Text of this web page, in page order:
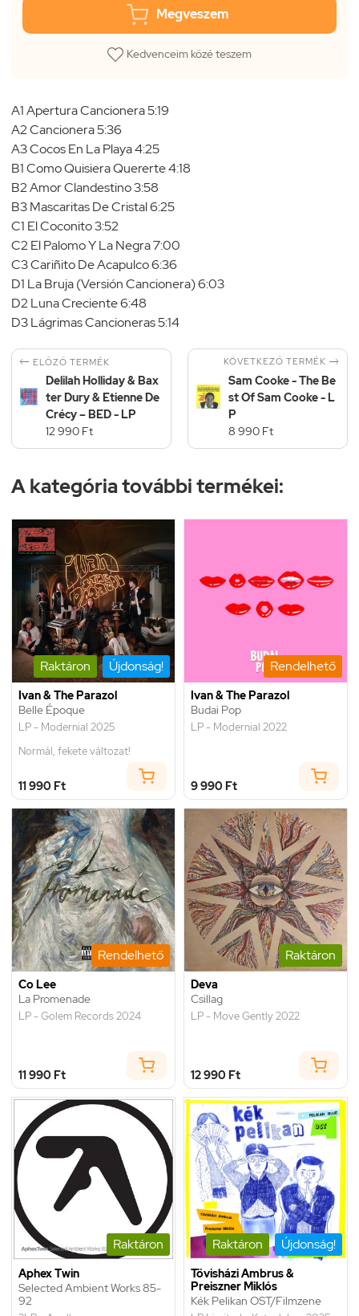
Megveszem
Kedvenceim közé teszem
A1 Apertura Cancionera 5:19
A2 Cancionera 5:36
A3 Cocos En La Playa 4:25
B1 Como Quisiera Quererte 4:18
B2 Amor Clandestino 3:58
B3 Mascaritas De Cristal 6:25
C1 El Coconito 3:52
C2 El Palomo Y La Negra 7:00
C3 Cariñito De Acapulco 6:36
D1 La Bruja (Versión Cancionera) 6:03
D2 Luna Creciente 6:48
D3 Lágrimas Cancioneras 5:14
 ELŐZŐ TERMÉK
Delilah Holliday & Bax
ter Dury & Etienne De
Crécy – BED - LP
12 990 Ft
KÖVETKEZŐ TERMÉK 
Sam Cooke - The Be
st Of Sam Cooke - L
P
8 990 Ft
A kategória további termékei:
Raktáron Újdonság!
Ivan & The Parazol
Belle Époque
LP - Modernial 2025
Normál, fekete változat!
11 990 Ft
Rendelhető
Ivan & The Parazol
Budai Pop
LP - Modernial 2022
9 990 Ft
Rendelhető
Co Lee
La Promenade
LP - Golem Records 2024
11 990 Ft
Raktáron
Deva
Csillag
LP - Move Gently 2022
12 990 Ft
Raktáron
Aphex Twin
Selected Ambient Works 85-
92
Raktáron Újdonság!
Tövisházi Ambrus &
Preiszner Miklós
Kék Pelikan OST/Filmzene